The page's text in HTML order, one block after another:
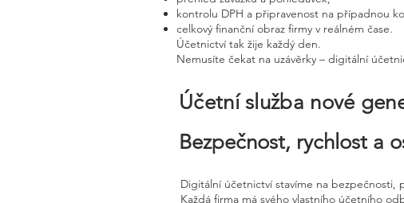
kontrolu DPH a připravenost na případnou
celkový finanční obraz firmy v reálném čase.
Účetnictví tak žije každý den.
Nemusíte čekat na uzávěrky – digitální
Účetní služba nové
Bezpečnost, rychlost a
Digitální účetnictví stavíme na bezpečnosti,
Každá firma má svého vlastního účetního